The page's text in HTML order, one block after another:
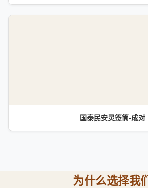
国泰民安灵签筒-成对
为什么选择我们